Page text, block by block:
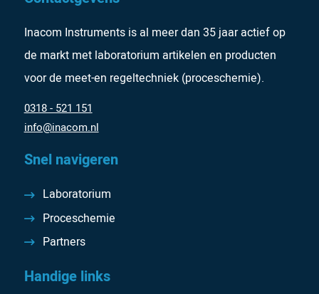
Inacom Instruments is al meer dan 35 jaar actief op
de markt met laboratorium artikelen en producten
voor de meet-en regeltechniek (proceschemie).
0318 - 521 151
info@inacom.nl
Snel navigeren
Laboratorium
Proceschemie
Partners
Handige links